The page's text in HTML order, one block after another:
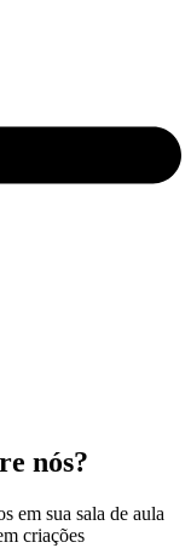
nós?
em sua sala de aula
criações